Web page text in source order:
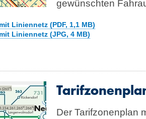
gewün­sch­ten
Liniennetz (PDF, 1,1 MB)
Liniennetz (JPG, 4 MB)
Der Tarifzonenplan